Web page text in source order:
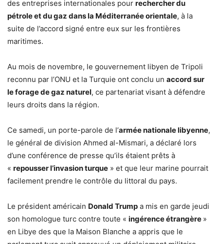
des entreprises internationales pour rechercher du
pétrole et du gaz dans la Méditerranée orientale, à la
suite de l’accord signé entre eux sur les frontières
maritimes.
Au mois de novembre, le gouvernement libyen de Tripoli
reconnu par l’ONU et la Turquie ont conclu un accord sur
le forage de gaz naturel, ce partenariat visant à défendre
leurs droits dans la région.
Ce samedi, un porte-parole de l’armée nationale libyenne,
le général de division Ahmed al-Mismari, a déclaré lors
d’une conférence de presse qu’ils étaient prêts à
« repousser l’invasion turque » et que leur marine pourrait
facilement prendre le contrôle du littoral du pays.
Le président américain Donald Trump a mis en garde jeudi
son homologue turc contre toute « ingérence étrangère »
en Libye des que la Maison Blanche a appris que le